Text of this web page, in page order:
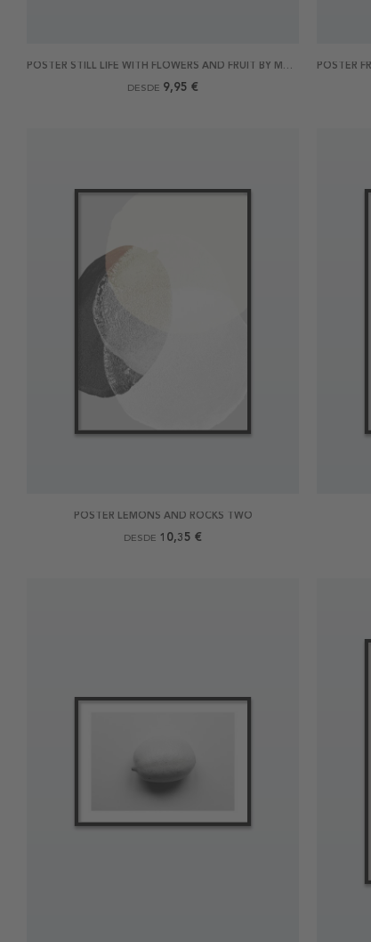
POSTER STILL LIFE WITH FLOWERS AND FRUIT BY MONET
DESDE 9,95 €
POSTER LEMONS AND ROCKS TWO
DESDE 10,35 €